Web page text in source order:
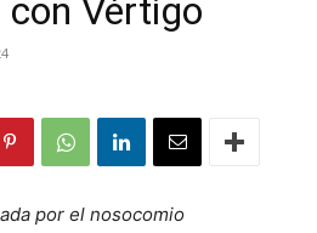
con Vértigo
por el nosocomio